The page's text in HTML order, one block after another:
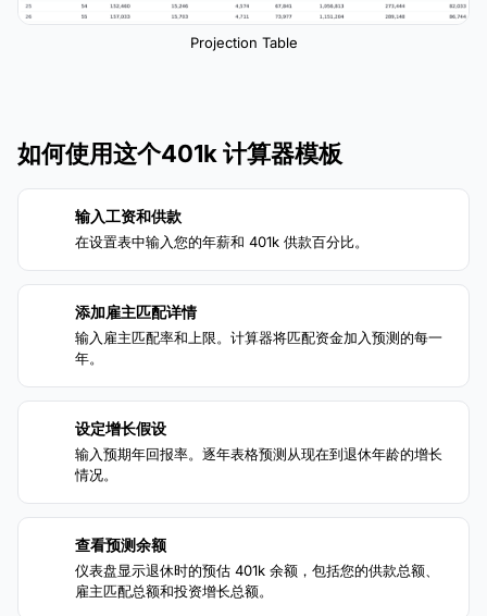
Projection Table
如何使用这个401k 计算器模板
输入工资和供款
在设置表中输入您的年薪和 401k 供款百分比。
添加雇主匹配详情
输入雇主匹配率和上限。计算器将匹配资金加入预测的每一
年。
设定增长假设
输入预期年回报率。逐年表格预测从现在到退休年龄的增长
情况。
查看预测余额
仪表盘显示退休时的预估 401k 余额，包括您的供款总额、
雇主匹配总额和投资增长总额。